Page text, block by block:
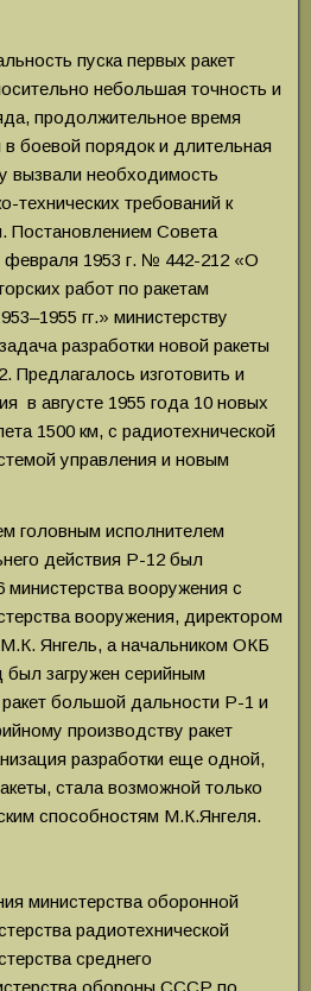
пуска первых ракет
небольшая точность и
продолжительное время
в боевой порядок и длительная
вызвали необходимость
технических требований к
Постановлением Совета
1953 г. № 442-212 «О
работ по ракетам
гг.» министерству
разработки новой ракеты
Предлагалось изготовить и
в августе 1955 года 10 новых
1500 км, с радиотехнической
управления и новым
головным исполнителем
действия Р-12 был
вооружения с
вооружения, директором
Янгель, а начальником ОКБ
загружен серийным
большой дальности Р-1 и
производству ракет
разработки еще одной,
стала возможной только
способностям М.К.Янгеля.
министерства оборонной
радиотехнической
среднего
обороны СССР по